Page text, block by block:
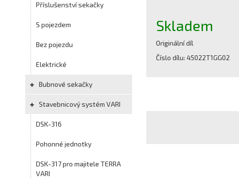
Příslušenství sekačky
S pojezdem
Bez pojezdu
Elektrické
Bubnové sekačky
Stavebnicový systém VARI
DSK-316
Pohonné jednotky
DSK-317 pro majitele TERRA
VARI
Skladem
Originální díl
Číslo dílu: 45022T1GG02